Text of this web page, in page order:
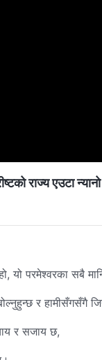
राज्य एउटा
यो परमेश्‍वरका सबै
र हामीसँगसँगै
र सजाय छ,